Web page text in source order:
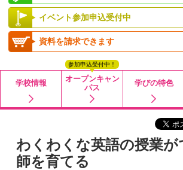
イベント参加申込受付中
資料を請求できます
学校情報
オープンキャン
パス
参加申込受付中！
学びの特色
わくわくな英語の授業が
師を育てる